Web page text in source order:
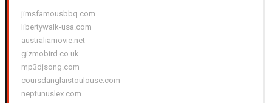
jimsfamousbbq.com
libertywalk-usa.com
australiamovie.net
gizmobird.co.uk
mp3djsong.com
coursdanglaistoulouse.com
neptunuslex.com